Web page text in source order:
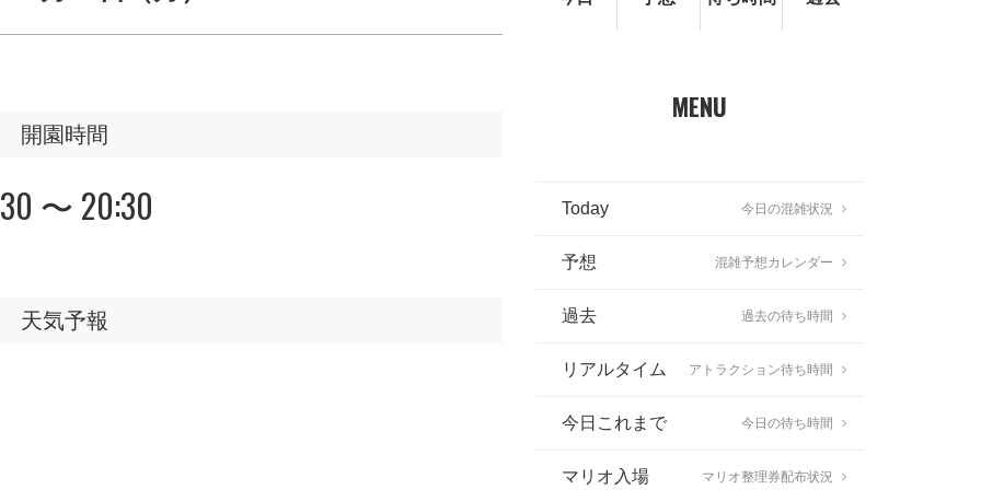
開園時間
〜 20:30
天気予報
MENU
Today 今日の混雑状況
予想 混雑予想カレンダー
過去 過去の待ち時間
リアルタイム アトラクション待ち時間
今日これまで 今日の待ち時間
マリオ入場 マリオ整理券配布状況